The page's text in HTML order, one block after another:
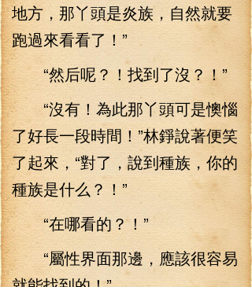
地方，那丫頭是炎族，自然就要
跑過來看看了！”
“然后呢？！找到了沒？！”
“沒有！為此那丫頭可是懊惱
了好長一段時間！”林錚說著便笑
了起來，“對了，說到種族，你的
種族是什么？！”
“在哪看的？！”
“屬性界面那邊，應該很容易